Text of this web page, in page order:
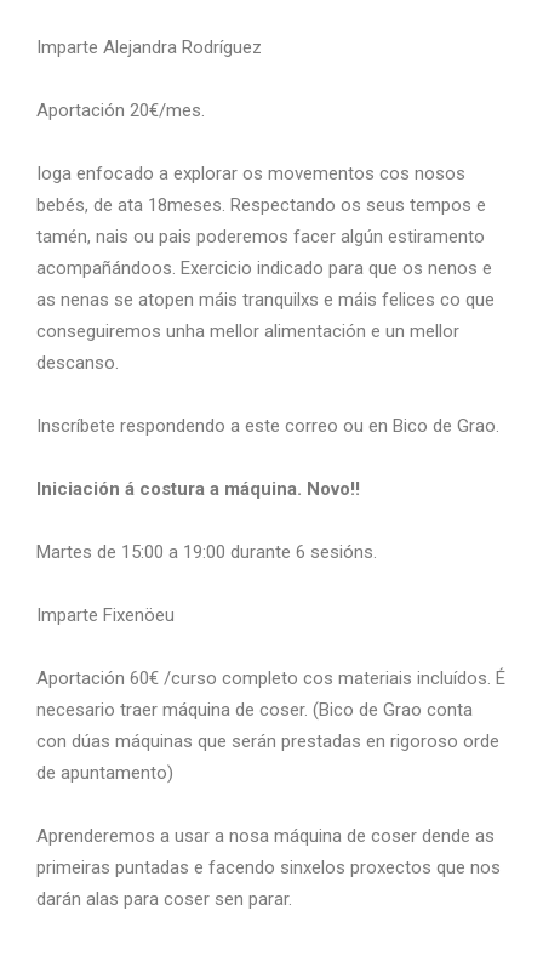
Imparte Alejandra Rodríguez
Aportación 20€/mes.
Ioga enfocado a explorar os movementos cos nosos
bebés, de ata 18meses. Respectando os seus tempos e
tamén, nais ou pais poderemos facer algún estiramento
acompañándoos. Exercicio indicado para que os nenos e
as nenas se atopen máis tranquilxs e máis felices co que
conseguiremos unha mellor alimentación e un mellor
descanso.
Inscríbete respondendo a este correo ou en Bico de Grao.
Iniciación á costura a máquina. Novo!!
Martes de 15:00 a 19:00 durante 6 sesións.
Imparte Fixenöeu
Aportación 60€ /curso completo cos materiais incluídos. É
necesario traer máquina de coser. (Bico de Grao conta
con dúas máquinas que serán prestadas en rigoroso orde
de apuntamento)
Aprenderemos a usar a nosa máquina de coser dende as
primeiras puntadas e facendo sinxelos proxectos que nos
darán alas para coser sen parar.